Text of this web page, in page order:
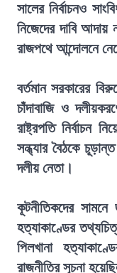
সালের নির্বাচনও
নিজেদের দাবি আদায়
রাজপথে আন্দোলনে
বর্তমান সরকারের
চাঁদাবাজি ও
রাষ্ট্রপতি নির্বাচন
সন্ধ্যার বৈঠকে
দলীয় নেতা।
কূটনীতিকদের
হত্যাকাণ্ডের
পিলখানা
রাজনীতির সূচনা